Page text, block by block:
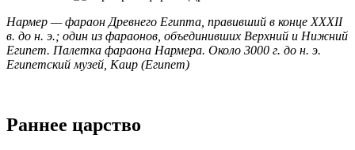
Нармер — фараон Древнего Египта, правивший в конце XXXII
в. до н. э.; один из фараонов, объединивших Верхний и Нижний
Египет. Палетка фараона Нармера. Около 3000 г. до н. э.
Египетский музей, Каир (Египет)
Раннее царство